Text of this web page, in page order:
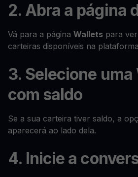
2. Abra a página
Vá para a página Wallets para
carteiras disponíveis na
3. Selecione uma
com saldo
Se a sua carteira tiver saldo, a
aparecerá ao lado dela.
4. Inicie a